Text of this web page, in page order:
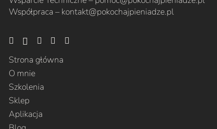
Współpraca – kontakt@pokochajpieniadze.pl
Strona główna
O mnie
Szkolenia
Sklep
Aplikacja